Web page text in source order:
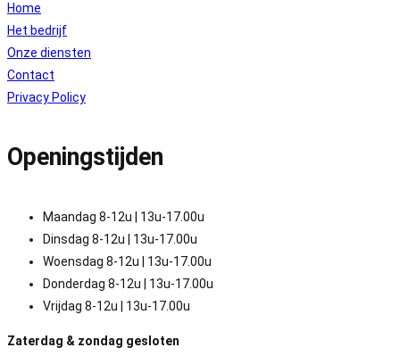
Home
Het bedrijf
Onze diensten
Contact
Privacy Policy
Openingstijden
Maandag 8-12u | 13u-17.00u
Dinsdag 8-12u | 13u-17.00u
Woensdag 8-12u | 13u-17.00u
Donderdag 8-12u | 13u-17.00u
Vrijdag 8-12u | 13u-17.00u
Zaterdag & zondag gesloten